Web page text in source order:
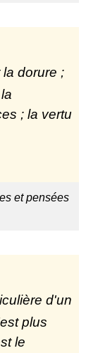
dorure ;
; la vertu
et pensées
d'un
plus
le